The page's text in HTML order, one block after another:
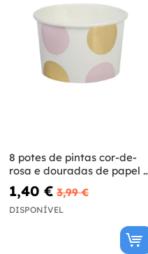
8 potes de pintas cor-de-
rosa e douradas de papel -
Pattern Works
1,40 € 3,99 €
DISPONÍVEL